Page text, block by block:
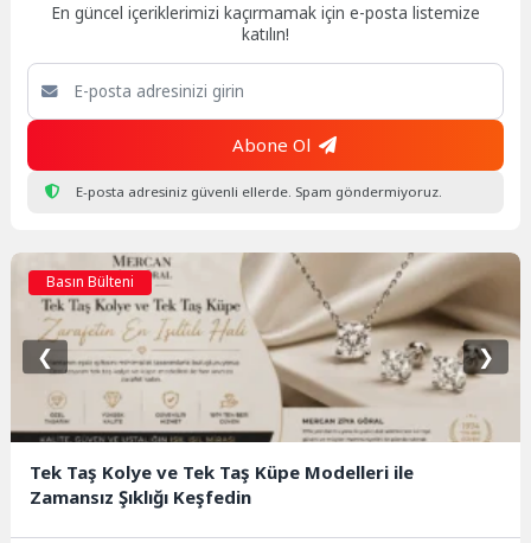
En güncel içeriklerimizi kaçırmamak için e-posta listemize
katılın!
Abone Ol
E-posta adresiniz güvenli ellerde. Spam göndermiyoruz.
Basın Bülteni
Tek Taş Kolye ve Tek Taş Küpe Modelleri ile
Zamansız Şıklığı Keşfedin
❮ ❯